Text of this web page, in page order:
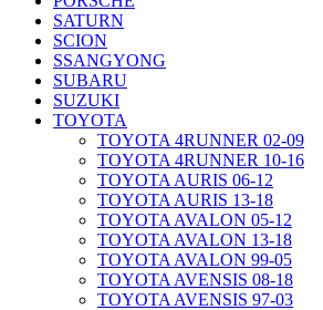
SATURN
SCION
SSANGYONG
SUBARU
SUZUKI
TOYOTA
TOYOTA 4RUNNER 02-09
TOYOTA 4RUNNER 10-16
TOYOTA AURIS 06-12
TOYOTA AURIS 13-18
TOYOTA AVALON 05-12
TOYOTA AVALON 13-18
TOYOTA AVALON 99-05
TOYOTA AVENSIS 08-18
TOYOTA AVENSIS 97-03